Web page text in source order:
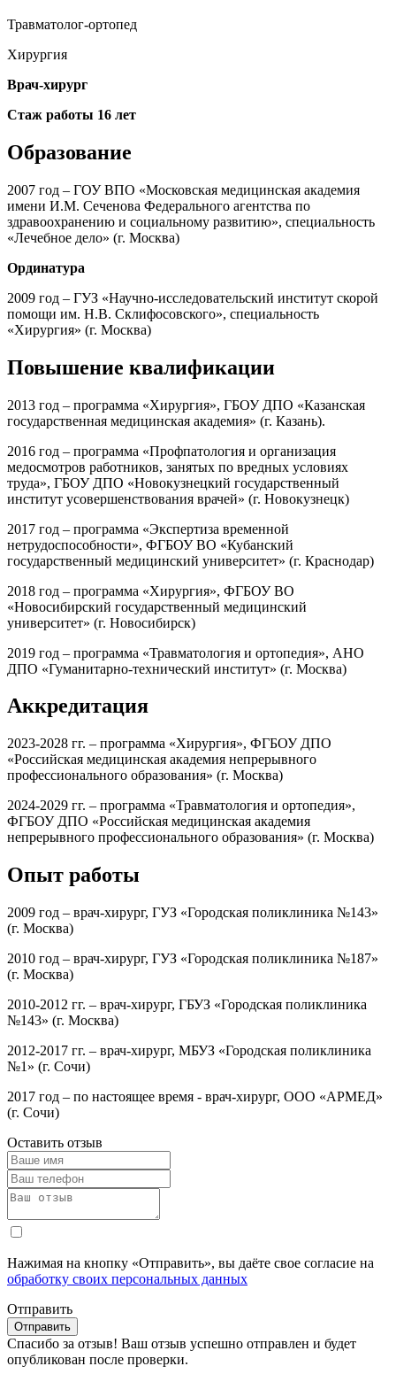
Травматолог-ортопед
Хирургия
Врач-хирург
Стаж работы 16 лет
Образование
2007 год – ГОУ ВПО «Московская медицинская академия
имени И.М. Сеченова Федерального агентства по
здравоохранению и социальному развитию», специальность
«Лечебное дело» (г. Москва)
Ординатура
2009 год – ГУЗ «Научно-исследовательский институт скорой
помощи им. Н.В. Склифосовского», специальность
«Хирургия» (г. Москва)
Повышение квалификации
2013 год – программа «Хирургия», ГБОУ ДПО «Казанская
государственная медицинская академия» (г. Казань).
2016 год – программа «Профпатология и организация
медосмотров работников, занятых по вредных условиях
труда», ГБОУ ДПО «Новокузнецкий государственный
институт усовершенствования врачей» (г. Новокузнецк)
2017 год – программа «Экспертиза временной
нетрудоспособности», ФГБОУ ВО «Кубанский
государственный медицинский университет» (г. Краснодар)
2018 год – программа «Хирургия», ФГБОУ ВО
«Новосибирский государственный медицинский
университет» (г. Новосибирск)
2019 год – программа «Травматология и ортопедия», АНО
ДПО «Гуманитарно-технический институт» (г. Москва)
Аккредитация
2023-2028 гг. – программа «Хирургия», ФГБОУ ДПО
«Российская медицинская академия непрерывного
профессионального образования» (г. Москва)
2024-2029 гг. – программа «Травматология и ортопедия»,
ФГБОУ ДПО «Российская медицинская академия
непрерывного профессионального образования» (г. Москва)
Опыт работы
2009 год – врач-хирург, ГУЗ «Городская поликлиника №143»
(г. Москва)
2010 год – врач-хирург, ГУЗ «Городская поликлиника №187»
(г. Москва)
2010-2012 гг. – врач-хирург, ГБУЗ «Городская поликлиника
№143» (г. Москва)
2012-2017 гг. – врач-хирург, МБУЗ «Городская поликлиника
№1» (г. Сочи)
2017 год – по настоящее время - врач-хирург, ООО «АРМЕД»
(г. Сочи)
Оставить отзыв
Нажимая на кнопку «Отправить», вы даёте свое согласие на
обработку своих персональных данных
Отправить
Спасибо за отзыв! Ваш отзыв успешно отправлен и будет
опубликован после проверки.